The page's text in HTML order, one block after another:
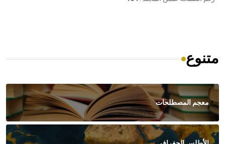
متنوع
معجم المصطلحات